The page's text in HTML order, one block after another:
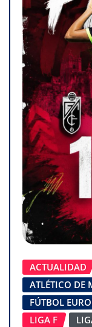
ACTUALIDAD
ATLÉTICO DE
FÚTBOL
LIGA F